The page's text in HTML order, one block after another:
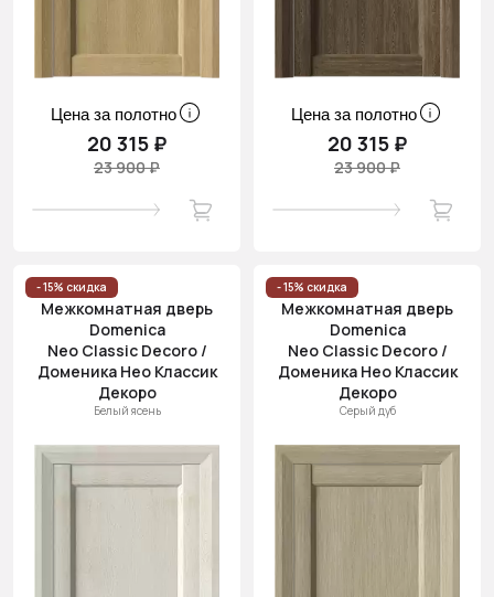
Цена за полотно
20 315 ₽
23 900 ₽
Цена за полотно
20 315 ₽
23 900 ₽
- 15% скидка
Межкомнатная дверь
Domenica
Neo Classic Decoro /
Доменика Нео Классик
Декоро
Белый ясень
- 15% скидка
Межкомнатная дверь
Domenica
Neo Classic Decoro /
Доменика Нео Классик
Декоро
Серый дуб